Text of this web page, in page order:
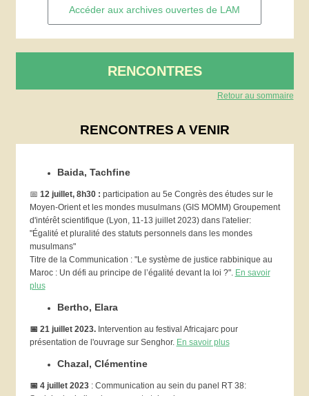
Accéder aux archives ouvertes de LAM
RENCONTRES
Retour au sommaire
RENCONTRES A VENIR
Baida, Tachfine
📅 12 juillet, 8h30 : participation au 5e Congrès des études sur le
Moyen-Orient et les mondes musulmans (GIS MOMM) Groupement
d'intérêt scientifique (Lyon, 11-13 juillet 2023) dans l'atelier:
"Égalité et pluralité des statuts personnels dans les mondes
musulmans"
Titre de la Communication : "Le système de justice rabbinique au
Maroc : Un défi au principe de l’égalité devant la loi ?". En savoir
plus
Bertho, Elara
📅 21 juillet 2023. Intervention au festival Africajarc pour
présentation de l'ouvrage sur Senghor. En savoir plus
Chazal, Clémentine
📅 4 juillet 2023: Communication au sein du panel RT 38: